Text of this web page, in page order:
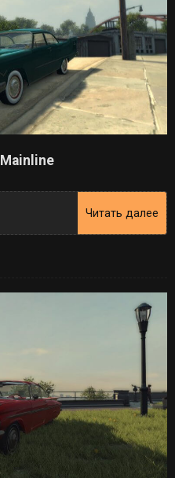
Читать далее